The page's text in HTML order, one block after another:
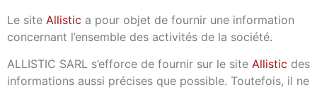
Le site Allistic a pour objet de fournir une information
concernant l’ensemble des activités de la société.
ALLISTIC SARL s’efforce de fournir sur le site Allistic des
informations aussi précises que possible. Toutefois, il ne